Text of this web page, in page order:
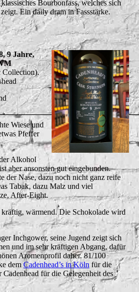
Bourbonfass, welches sich
Ein daily dram in Fassstärke.
9 Jahre,
Collection).
Wiese und
Pfeffer
Alkohol
aber ansonsten gut eingebunden.
der Nase, dazu noch nicht ganz reife
Tabak, dazu Malz und viel
After-Eight.
wärmend. Die Schokolade wird
Inchgower, seine Jugend zeigt sich
und im sehr kräftigen Abgang, dafür
Aromenprofil daher. 81/100
demCadenhead’s in Köln für die
für die Gelegenheit des